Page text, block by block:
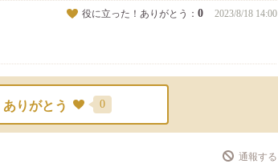
役に立った！ありがとう： 0 2023/8/18 14:00
ありがとう 0
通報する